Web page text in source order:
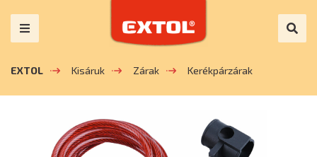
EXTOL Kisáruk Zárak Kerékpárzárak